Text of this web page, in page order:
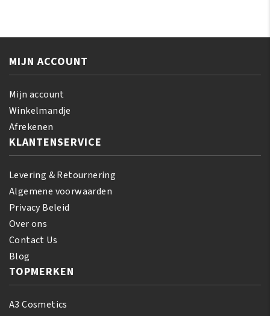
gr
aantal
Co-
Conditioner
MIJN ACCOUNT
Mijn account
Winkelmandje
Afrekenen
KLANTENSERVICE
Levering & Retournering
Algemene voorwaarden
Privacy Beleid
Over ons
Contact Us
Blog
TOPMERKEN
A3 Cosmetics